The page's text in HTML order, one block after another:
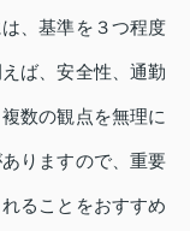
、基準を３つ程度
ば、安全性、通勤
数の観点を無理に
りますので、重要
ることをおすすめ